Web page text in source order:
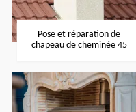
Pose et réparation de
chapeau de cheminée 45